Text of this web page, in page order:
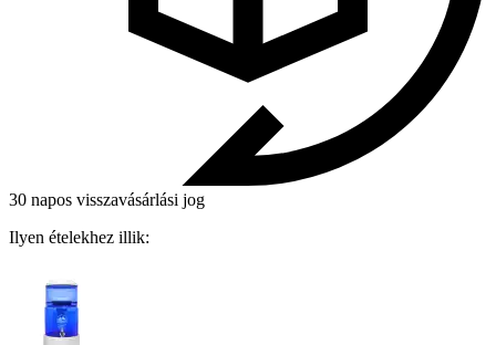
30 napos visszavásárlási jog
Ilyen ételekhez illik: